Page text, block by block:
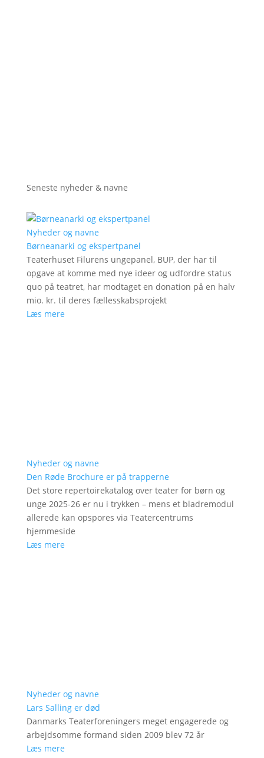
Seneste nyheder & navne
Nyheder og navne
Børneanarki og ekspertpanel
Teaterhuset Filurens ungepanel, BUP, der har til
opgave at komme med nye ideer og udfordre status
quo på teatret, har modtaget en donation på en halv
mio. kr. til deres fællesskabsprojekt
Læs mere
Nyheder og navne
Den Røde Brochure er på trapperne
Det store repertoirekatalog over teater for børn og
unge 2025-26 er nu i trykken – mens et bladremodul
allerede kan opspores via Teatercentrums
hjemmeside
Læs mere
Nyheder og navne
Lars Salling er død
Danmarks Teaterforeningers meget engagerede og
arbejdsomme formand siden 2009 blev 72 år
Læs mere